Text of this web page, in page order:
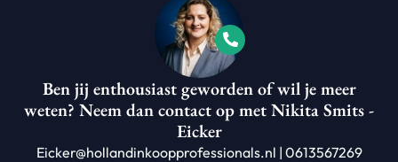
Ben jij enthousiast geworden of wil je meer
weten? Neem dan contact op met Nikita Smits -
Eicker
Eicker@hollandinkoopprofessionals.nl | 0613567269